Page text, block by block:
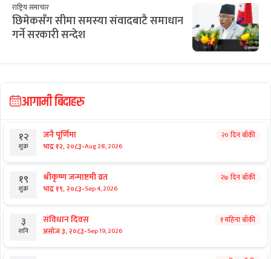
राष्ट्रिय समाचार
छिमेकसँग सीमा समस्या संवादबाटै समाधान
गर्ने सरकारी सन्देश
आगामी बिदाहरु
१२
शुक्र
जनै पूर्णिमा
भाद्र १२, २०८३-Aug 28, 2026
२० दिन बाँकी
१९
शुक्र
श्रीकृष्ण जन्माष्टमी व्रत
भाद्र १९, २०८३-Sep 4, 2026
२७ दिन बाँकी
३
शनि
संविधान दिवस
असोज ३, २०८३-Sep 19, 2026
१ महिना बाँकी